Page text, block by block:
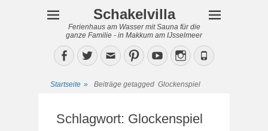
Schakelvilla
Ferienhaus am Wasser mit Sauna für die
ganze Familie - in Makkum am IJsselmeer
Facebook
TwitterEmailPinterestYouTubeInstagram
Phone
Startseite » Beiträge getagged Glockenspiel
Schlagwort: Glockenspiel